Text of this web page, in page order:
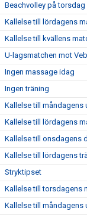
Beachvolley på torsdag
Kallelse till lördagens
Kallelse till kvällens
U-lagsmatchen mot
Ingen massage idag
Ingen träning
Kallelse till måndagens
Kallelse till lördagens
Kallelse till onsdagens
Kallelse till lördagens
Stryktipset
Kallelse till torsdagens
Kallelse till måndagens